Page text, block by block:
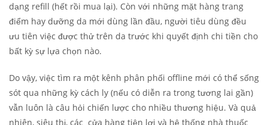
dạng refill (hết rồi mua lại). Còn với những mặt hàng trang
điểm hay dưỡng da mới dùng lần đầu, người tiêu dùng đều
ưu tiên việc được thử trên da trước khi quyết định chi tiền cho
bất kỳ sự lựa chọn nào.
Do vậy, việc tìm ra một kênh phân phối offline mới có thể sống
sót qua những kỳ cách ly (nếu có diễn ra trong tương lai gần)
vẫn luôn là câu hỏi chiến lược cho nhiều thương hiệu. Và quả
nhiên, siêu thị, các cửa hàng tiện lợi và hệ thống nhà thuốc